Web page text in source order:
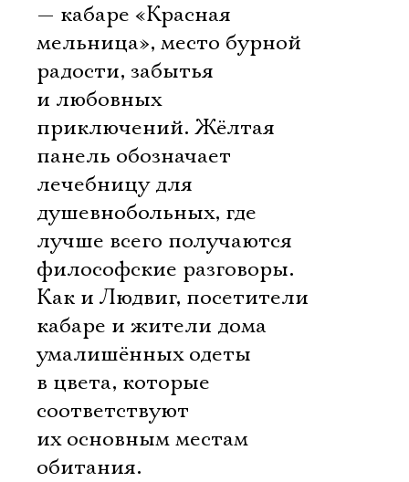
— кабаре «Красная
мельница», место бурной
радости, забытья
и любовных
приключений. Жёлтая
панель обозначает
лечебницу для
душевнобольных, где
лучше всего получаются
философские разговоры.
Как и Людвиг, посетители
кабаре и жители дома
умалишённых одеты
в цвета, которые
соответствуют
их основным местам
обитания.